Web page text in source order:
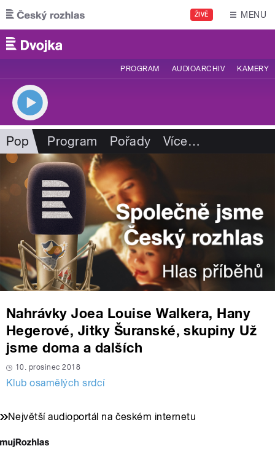
Přejít k hlavnímu obsahu
ŽIVĚ MENU
PROGRAM AUDIOARCHIV KAMERY
Pop Program Pořady Více…
Nahrávky Joea Louise Walkera, Hany
Hegerové, Jitky Šuranské, skupiny Už
jsme doma a dalších
10. prosinec 2018
Klub osamělých srdcí
Největší audioportál na českém internetu